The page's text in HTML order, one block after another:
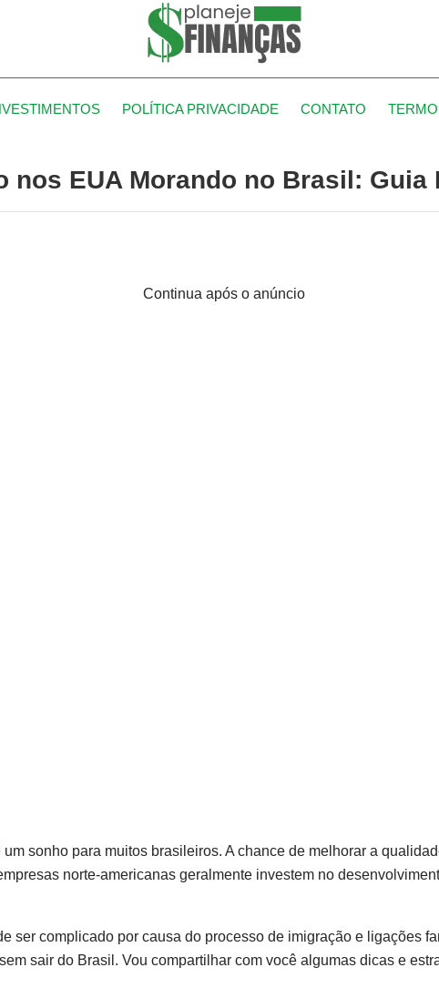
POLÍTICA PRIVACIDADE CONTATO
nos EUA Morando no Brasil: Guia
Continua após o anúncio
sonho para muitos brasileiros. A chance de melhorar a
norte-americanas geralmente investem no
ser complicado por causa do processo de imigração e ligações
sair do Brasil. Vou compartilhar com você algumas dicas e